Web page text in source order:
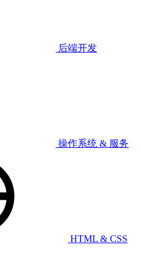
后端开发
操作系统 & 服务
HTML & CSS